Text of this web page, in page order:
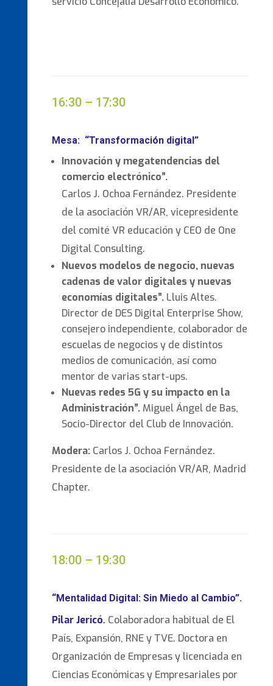
16:30 – 17:30
Mesa: “Transformación digital”
Innovación y megatendencias del
comercio electrónico”.
Carlos J. Ochoa Fernández. Presidente
de la asociación VR/AR, vicepresidente
del comité VR educación y CEO de One
Digital Consulting.
Nuevos modelos de negocio, nuevas
cadenas de valor digitales y nuevas
economías digitales”. Lluis Altes.
Director de DES Digital Enterprise Show,
consejero independiente, colaborador de
escuelas de negocios y de distintos
medios de comunicación, así como
mentor de varias start-ups.
Nuevas redes 5G y su impacto en la
Administración”. Miguel Ángel de Bas,
Socio-Director del Club de Innovación.
Modera: Carlos J. Ochoa Fernández.
Presidente de la asociación VR/AR, Madrid
Chapter.
18:00 – 19:30
“Mentalidad Digital: Sin Miedo al Cambio”.
Pilar Jericó. Colaboradora habitual de El
País, Expansión, RNE y TVE. Doctora en
Organización de Empresas y licenciada en
Ciencias Económicas y Empresariales por